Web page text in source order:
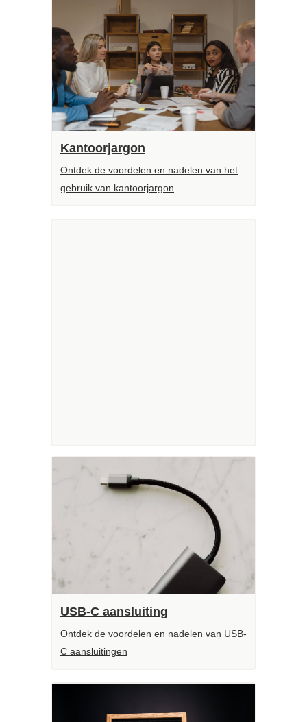
Kantoorjargon
Ontdek de voordelen en nadelen van het
gebruik van kantoorjargon
USB-C aansluiting
Ontdek de voordelen en nadelen van USB-
C aansluitingen